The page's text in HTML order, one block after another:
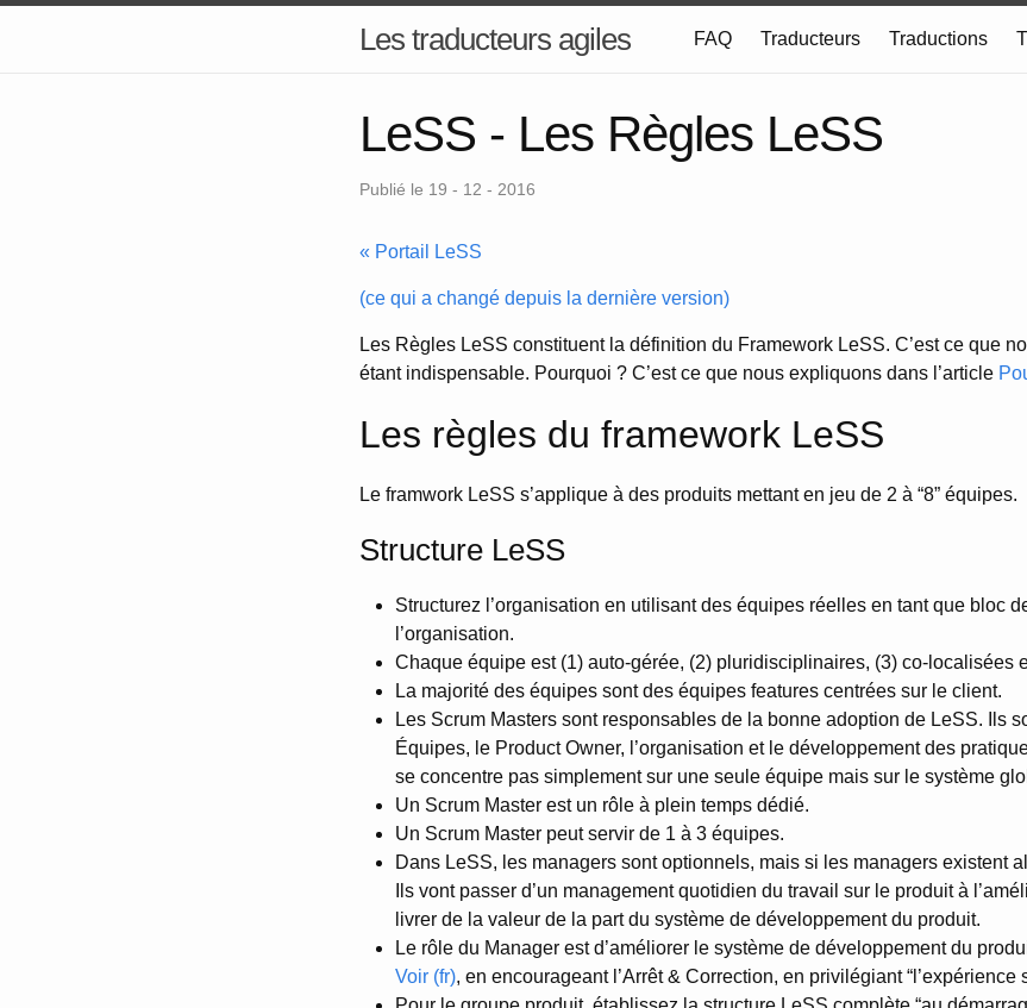
Les traducteurs agiles FAQ Traducteurs Traductions
LeSS - Les Règles LeSS
Publié le 19 - 12 - 2016
« Portail LeSS
(ce qui a changé depuis la dernière version)
Les Règles LeSS constituent la définition du Framework LeSS. C’est ce que
étant indispensable. Pourquoi ? C’est ce que nous expliquons dans l’article
Les règles du framework LeSS
Le framwork LeSS s’applique à des produits mettant en jeu de 2 à “8” équipes.
Structure LeSS
Structurez l’organisation en utilisant des équipes réelles en tant que bloc
l’organisation.
Chaque équipe est (1) auto-gérée, (2) pluridisciplinaires, (3) co-localisées
La majorité des équipes sont des équipes features centrées sur le client.
Les Scrum Masters sont responsables de la bonne adoption de LeSS. Ils
Équipes, le Product Owner, l’organisation et le développement des
se concentre pas simplement sur une seule équipe mais sur le système
Un Scrum Master est un rôle à plein temps dédié.
Un Scrum Master peut servir de 1 à 3 équipes.
Dans LeSS, les managers sont optionnels, mais si les managers existent
Ils vont passer d’un management quotidien du travail sur le produit à
livrer de la valeur de la part du système de développement du produit.
Le rôle du Manager est d’améliorer le système de développement du
Voir (fr), en encourageant l’Arrêt & Correction, en privilégiant “l’expérience